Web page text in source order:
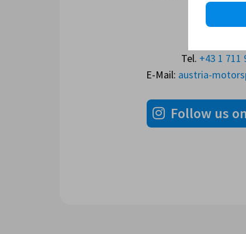
A-1030
Tel. +43 1 711
E-Mail: austria-
Follow us